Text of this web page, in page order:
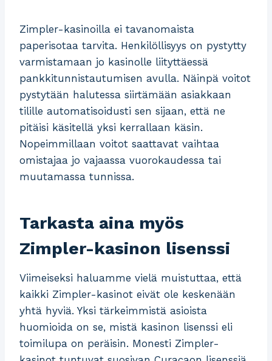
Zimpler-kasinoilla ei tavanomaista
paperisotaa tarvita. Henkilöllisyys on pystytty
varmistamaan jo kasinolle liityttäessä
pankkitunnistautumisen avulla. Näinpä voitot
pystytään halutessa siirtämään asiakkaan
tilille automatisoidusti sen sijaan, että ne
pitäisi käsitellä yksi kerrallaan käsin.
Nopeimmillaan voitot saattavat vaihtaa
omistajaa jo vajaassa vuorokaudessa tai
muutamassa tunnissa.
Tarkasta aina myös
Zimpler-kasinon lisenssi
Viimeiseksi haluamme vielä muistuttaa, että
kaikki Zimpler-kasinot eivät ole keskenään
yhtä hyviä. Yksi tärkeimmistä asioista
huomioida on se, mistä kasinon lisenssi eli
toimilupa on peräisin. Monesti Zimpler-